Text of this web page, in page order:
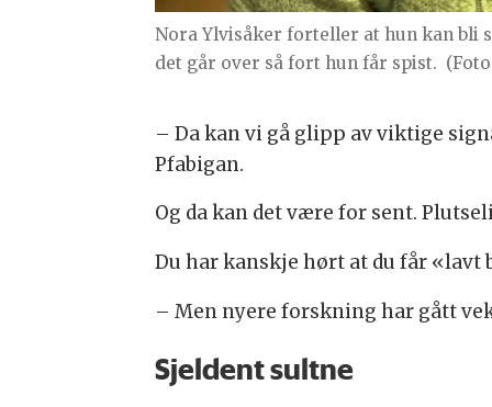
Nora Ylvisåker forteller at hun kan bli
det går over så fort hun får spist.
– Da kan vi gå glipp av viktige
Pfabigan.
Og da kan det være for sent.
Du har kanskje hørt at du får «lavt
– Men nyere forskning har gått
Sjeldent sultne